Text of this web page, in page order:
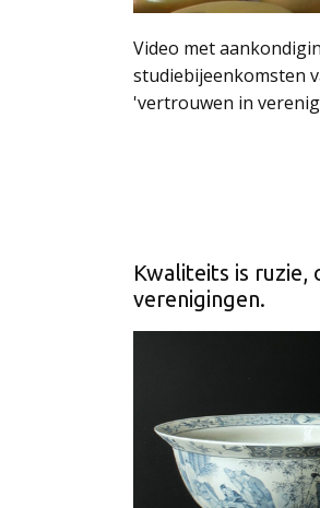
Video met
studiebijeenkomsten
'vertrouwen in
Kwaliteits is ruzie,
verenigingen.